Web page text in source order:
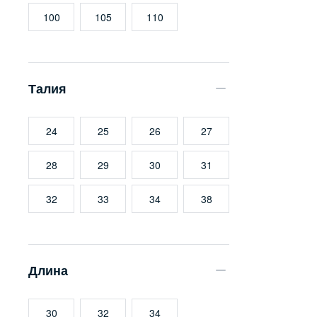
100 105 110
Талия
24 25 26 27
28 29 30 31
32 33 34 38
Длина
30 32 34